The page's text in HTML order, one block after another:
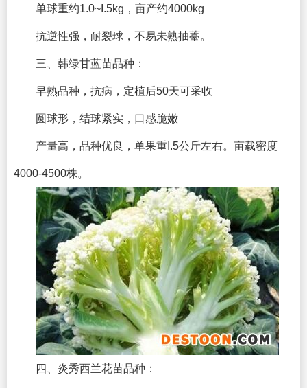
单球重约1.0~I.5kg，亩产约4000kg
抗逆性强，耐裂球，不易未熟抽薹。
三、韩绿甘蓝苗品种：
早熟品种，抗病，定植后50天可采收
圆球形，结球紧实，口感脆嫩
产量高，品种优良，单果重I.5公斤左右。亩载密度
4000-4500株。
四、炎秀西兰花苗品种：